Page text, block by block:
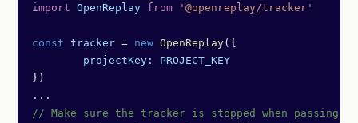
import OpenReplay from '@openreplay/tracker'
const tracker = new OpenReplay({
	projectKey:
PROJECT_KEY
})
...
// Make sure the tracker is stopped when passing